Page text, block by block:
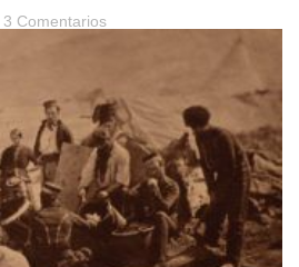
3 Comentarios